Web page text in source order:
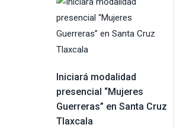
Iniciará modalidad
presencial “Mujeres
Guerreras” en Santa Cruz
Tlaxcala